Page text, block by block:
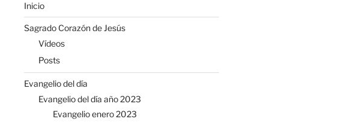
Inicio
Sagrado Corazón de Jesús
Vídeos
Posts
Evangelio del día
Evangelio del día año 2023
Evangelio enero 2023